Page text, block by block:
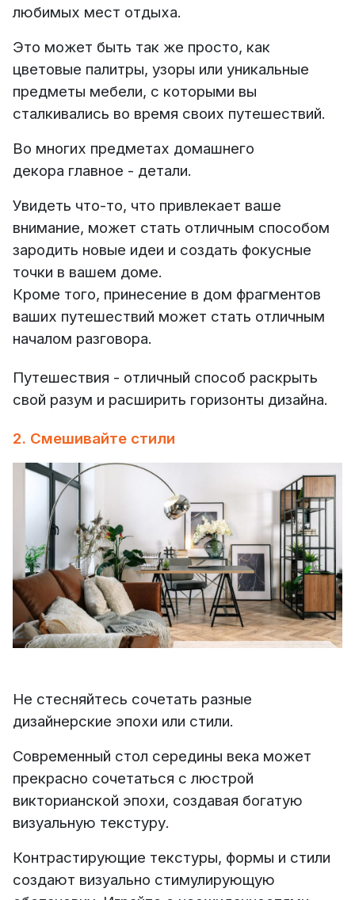
любимых мест отдыха.
Это может быть так же просто, как
цветовые палитры, узоры или уникальные
предметы мебели, с которыми вы
сталкивались во время своих путешествий.
Во многих предметах домашнего
декора главное - детали.
Увидеть что-то, что привлекает ваше
внимание, может стать отличным способом
зародить новые идеи и создать фокусные
точки в вашем доме.
Кроме того, принесение в дом фрагментов
ваших путешествий может стать отличным
началом разговора.
Путешествия - отличный способ раскрыть
свой разум и расширить горизонты дизайна.
2. Смешивайте стили
Не стесняйтесь сочетать разные
дизайнерские эпохи или стили.
Современный стол середины века может
прекрасно сочетаться с люстрой
викторианской эпохи, создавая богатую
визуальную текстуру.
Контрастирующие текстуры, формы и стили
создают визуально стимулирующую